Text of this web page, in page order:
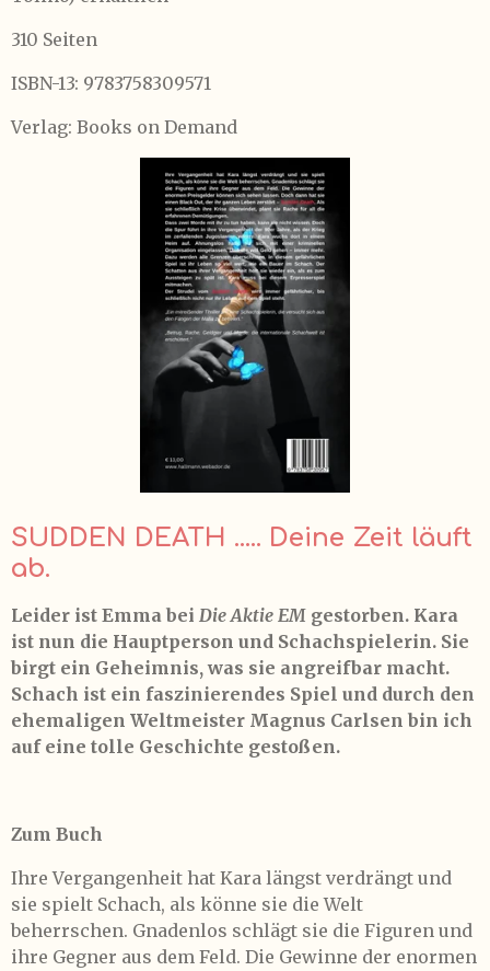
310 Seiten
ISBN-13: 9783758309571
Verlag: Books on Demand
SUDDEN DEATH ..... Deine Zeit läuft
ab.
Leider ist Emma bei Die Aktie EM gestorben. Kara
ist nun die Hauptperson und Schachspielerin. Sie
birgt ein Geheimnis, was sie angreifbar macht.
Schach ist ein faszinierendes Spiel und durch den
ehemaligen Weltmeister Magnus Carlsen bin ich
auf eine tolle Geschichte gestoßen.
Zum Buch
Ihre Vergangenheit hat Kara längst verdrängt und
sie spielt Schach, als könne sie die Welt
beherrschen. Gnadenlos schlägt sie die Figuren und
ihre Gegner aus dem Feld. Die Gewinne der enormen